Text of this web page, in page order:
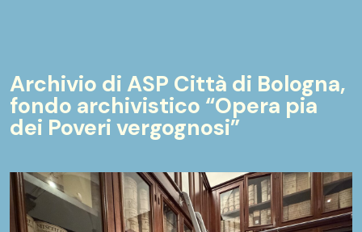
Archivio di ASP Città di Bologna,
fondo archivistico “Opera pia
dei Poveri vergognosi”